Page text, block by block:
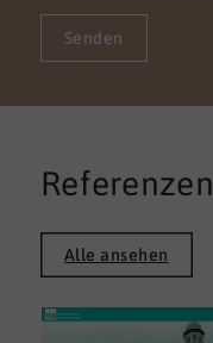
Senden
Referenzen
Alle ansehen